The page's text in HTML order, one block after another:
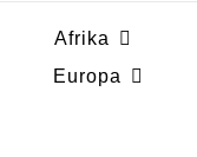
Afrika
Europa